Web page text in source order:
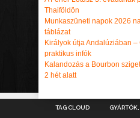
Thaiföldön
Munkaszüneti napok 2026
táblázat
Királyok útja Andalúziában
praktikus infók
Kalandozás a Bourbon
2 hét alatt
TAG CLOUD